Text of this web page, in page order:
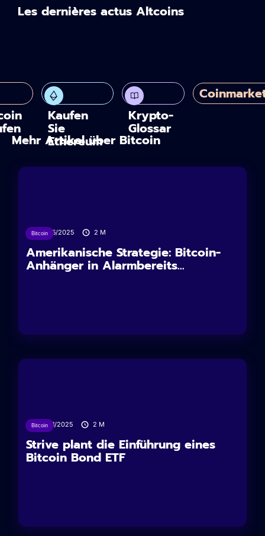
Les dernières actus Altcoins
Kaufen
Sie
Ethereum
Krypto-
Glossar
Mehr Artikel über Bitcoin
Bitcoin
03/05/2025 2 M
Amerikanische Strategie: Bitcoin-
Anhänger in Alarmbereits...
Bitcoin
06/01/2025 2 M
Strive plant die Einführung eines
Bitcoin Bond ETF